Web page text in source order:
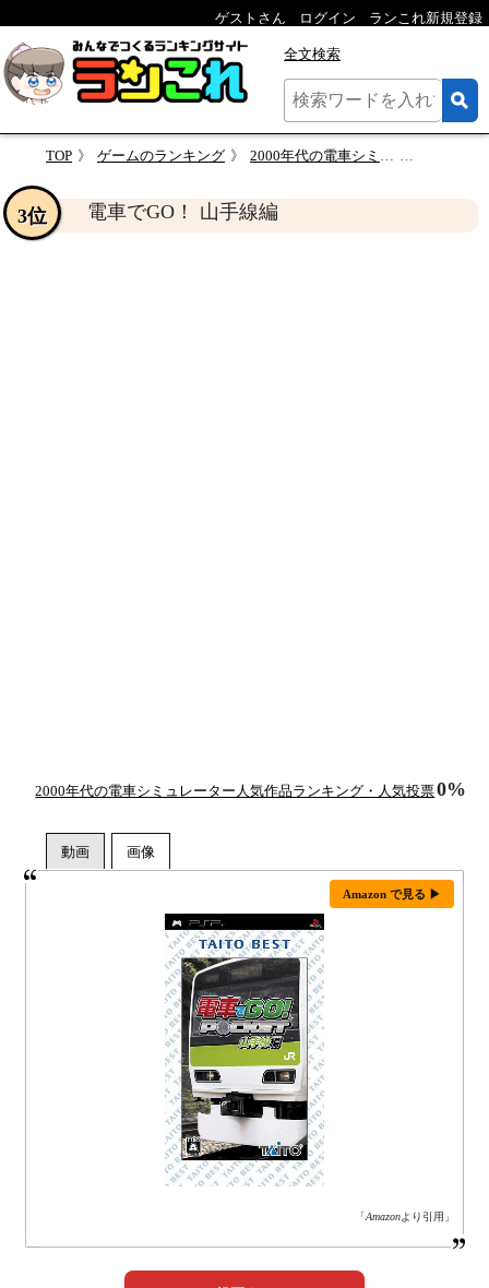
ゲストさん ログイン ランこれ新規登録
全文検索
TOP ゲームのランキング 2000年代の電車シミュレーター人気作品ランキング・人気投票
電車でGO！ 山手線編
3位
2000年代の電車シミュレーター人気作品ランキング・人気投票0%
Amazon で見る ▶
「Amazonより引用」